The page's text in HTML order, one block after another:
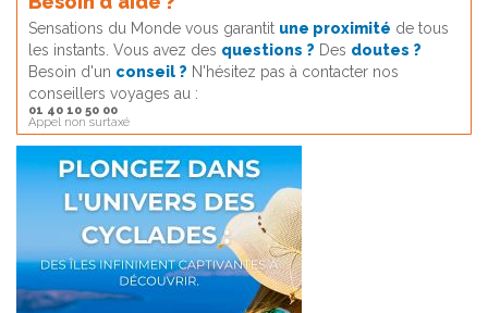
Sensations du Monde vous garantit une proximité de tous
les instants. Vous avez des questions ? Des doutes ?
Besoin d'un conseil ? N'hésitez pas à contacter nos
conseillers voyages au :
01 40 10 50 00
Appel non surtaxé